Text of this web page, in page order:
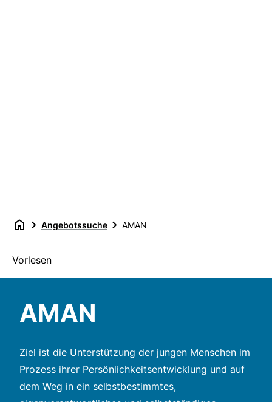
Angebotssuche AMAN
Vorlesen
AMAN
Ziel ist die Unterstützung der jungen Menschen im
Prozess ihrer Persönlichkeitsentwicklung und auf
dem Weg in ein selbstbestimmtes,